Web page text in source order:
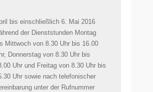
bis einschließlich 6. Mai 2016
der Dienststunden Montag
Mittwoch von 8.30 Uhr bis 16.00
Donnerstag von 8.30 Uhr bis
Uhr und Freitag von 8.30 Uhr bis
Uhr sowie nach telefonischer
unter der Rufnummer